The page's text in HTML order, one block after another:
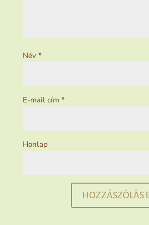
Név *
E-mail cím *
Honlap